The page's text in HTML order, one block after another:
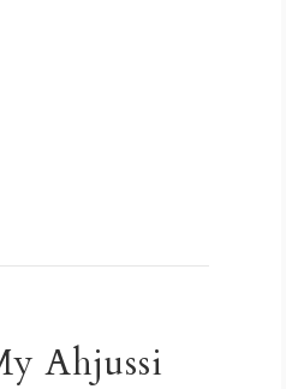
Ahjussi